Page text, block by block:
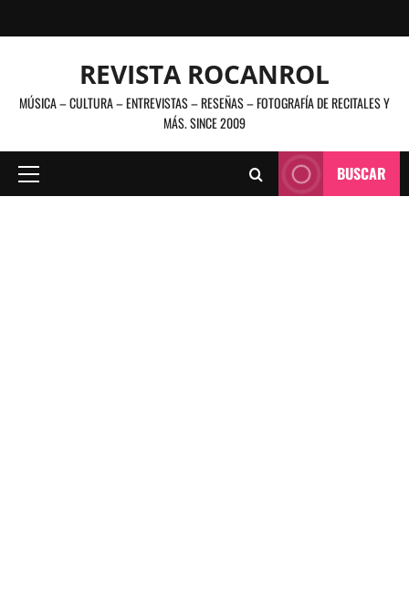
al
REVISTA ROCANROL
MÚSICA – CULTURA – ENTREVISTAS – RESEÑAS – FOTOGRAFÍA DE RECITALES Y
MÁS. SINCE 2009
Menú
BUSCAR